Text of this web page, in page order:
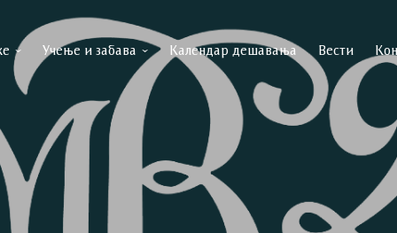
Учење и забава Календар дешавања Вести